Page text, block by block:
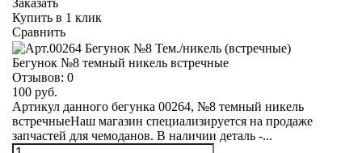
Заказать
Купить в 1 клик
Сравнить
Бегунок №8 темный никель встречные
Отзывов: 0
100 руб.
Артикул данного бегунка 00264, №8 темный никель
встречныеНаш магазин специализируется на продаже
запчастей для чемоданов. В наличии деталь -...